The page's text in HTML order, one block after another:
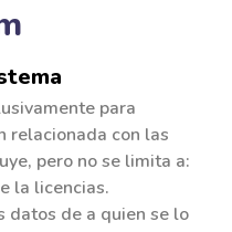
para
relacionada con las
pero no se limita a:
la licencias.
datos de a quien se lo